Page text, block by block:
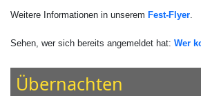
Weitere Informationen in unserem Fest-Flyer
Sehen, wer sich bereits angemeldet hat: Wer
Übernachten